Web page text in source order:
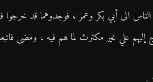
الى أبي بكر وعمر ، فوجدوهما قد
إليهم علي غير مكترث لما هم فيه ، ومضى